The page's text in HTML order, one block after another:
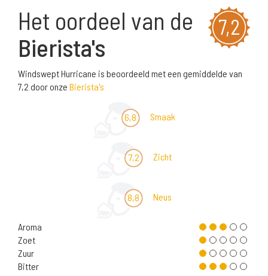
7,2
Het oordeel van de
Bierista's
Windswept Hurricane is beoordeeld met een gemiddelde van
7,2 door onze Bierista's
6,8 Smaak
7,2 Zicht
8,8 Neus
Aroma
Zoet
Zuur
Bitter